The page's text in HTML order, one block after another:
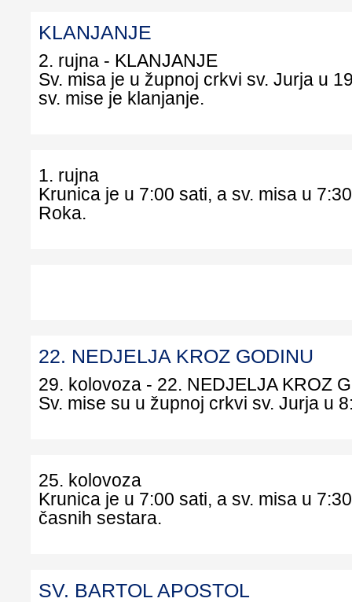
KLANJANJE
2. rujna - KLANJANJE
Sv. misa je u župnoj crkvi sv. Jurja u
sv. mise je klanjanje.
1. rujna
Krunica je u 7:00 sati, a sv. misa u
Roka.
22. NEDJELJA KROZ GODINU
29. kolovoza - 22. NEDJELJA KROZ
Sv. mise su u župnoj crkvi sv. Jurja u
25. kolovoza
Krunica je u 7:00 sati, a sv. misa u
časnih sestara.
SV. BARTOL APOSTOL